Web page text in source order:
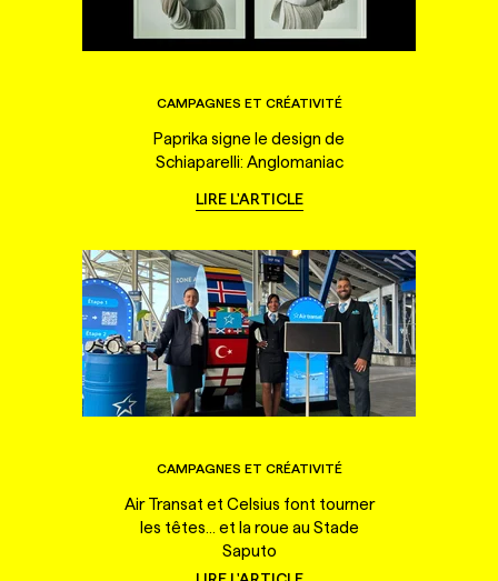
CAMPAGNES ET CRÉATIVITÉ
Paprika signe le design de
Schiaparelli: Anglomaniac
LIRE L'ARTICLE
CAMPAGNES ET CRÉATIVITÉ
Air Transat et Celsius font tourner
les têtes... et la roue au Stade
Saputo